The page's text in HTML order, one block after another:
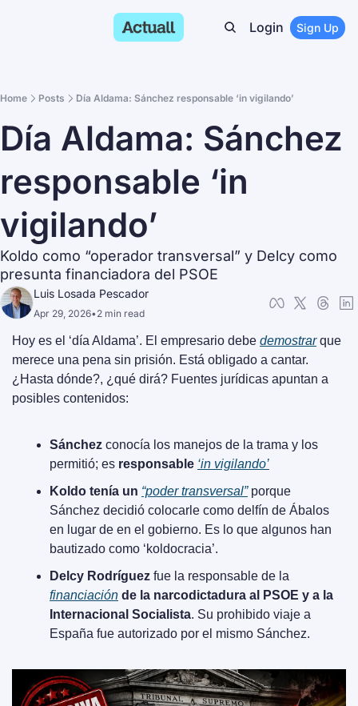
Login Sign Up
Home Posts Día Aldama: Sánchez responsable ‘in vigilando’
Día Aldama: Sánchez
responsable ‘in
vigilando’
Koldo como “operador transversal” y Delcy como
presunta financiadora del PSOE
Luis Losada Pescador
Apr 29, 2026•2 min read
Hoy es el ‘día Aldama’. El empresario debe demostrar que
merece una pena sin prisión. Está obligado a cantar.
¿Hasta dónde?, ¿qué dirá? Fuentes jurídicas apuntan a
posibles contenidos:
Sánchez conocía los manejos de la trama y los
permitió; es responsable ‘in vigilando’
Koldo tenía un “poder transversal” porque
Sánchez decidió colocarle como delfín de Ábalos
en lugar de en el gobierno. Es lo que algunos han
bautizado como ‘koldocracia’.
Delcy Rodríguez
financiación de la narcodictadura al PSOE y a la
Internacional Socialista. Su prohibido viaje a
España fue autorizado por el mismo Sánchez.